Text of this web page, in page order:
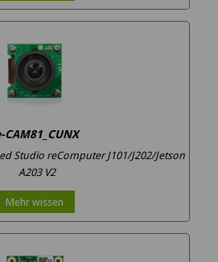
CAM81_CUNX
Studio reComputer J101/J202/Jetson
A203 V2
Mehr wissen